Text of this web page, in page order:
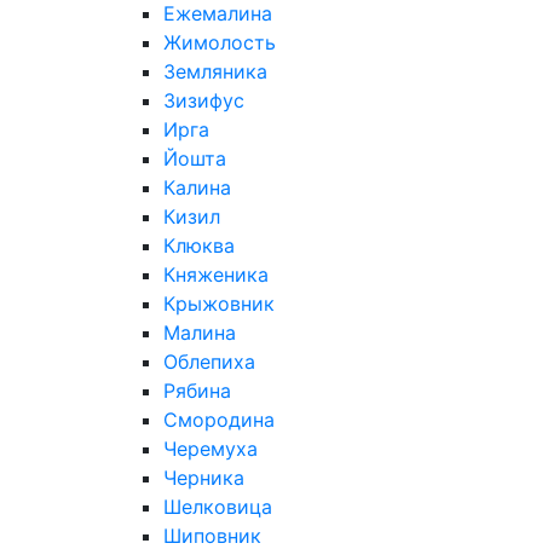
Ежемалина
Жимолость
Земляника
Зизифус
Ирга
Йошта
Калина
Кизил
Клюква
Княженика
Крыжовник
Малина
Облепиха
Рябина
Смородина
Черемуха
Черника
Шелковица
Шиповник